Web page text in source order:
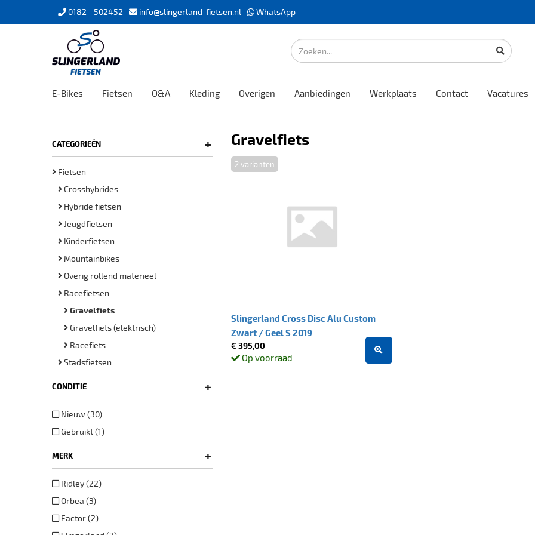
0182 - 502452 info@slingerland-fietsen.nl WhatsApp
E-Bikes Fietsen O&A Kleding Overigen Aanbiedingen Werkplaats Contact Vacatures
CATEGORIEËN +
Fietsen
Crosshybrides
Hybride fietsen
Jeugdfietsen
Kinderfietsen
Mountainbikes
Overig rollend materieel
Racefietsen
Gravelfiets
Gravelfiets (elektrisch)
Racefiets
Stadsfietsen
CONDITIE +
Nieuw (30)
Gebruikt (1)
MERK +
Ridley (22)
Orbea (3)
Factor (2)
Gravelfiets
Slingerland Cross Disc Alu Custom
Zwart / Geel S 2019
2 varianten
€ 395,00
Op voorraad